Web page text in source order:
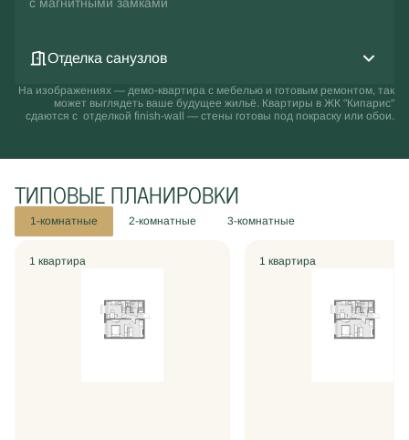
Отделка санузлов
На изображениях — демо-квартира с мебелью и готовым ремонтом, так
может выглядеть ваше будущее жильё. Квартиры в ЖК "Кипарис"
сдаются с отделкой finish-wall — стены готовы под покраску или обои.
ТИПОВЫЕ ПЛАНИРОВКИ
1-комнатные 2-комнатные 3-комнатные
1 квартира 1 квартира